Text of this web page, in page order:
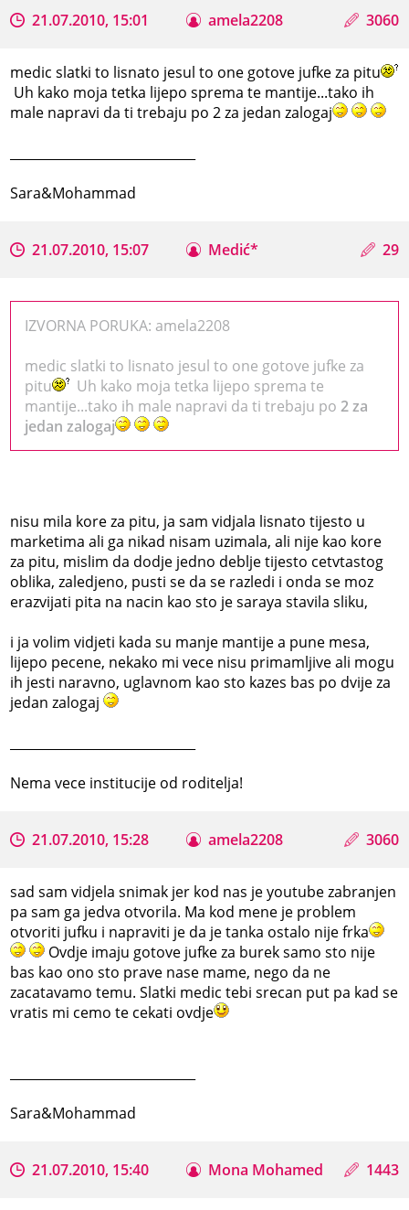
21.07.2010, 15:01 amela2208 3060
medic slatki to lisnato jesul to one gotove jufke za pitu
Uh kako moja tetka lijepo sprema te mantije...tako ih
male napravi da ti trebaju po 2 za jedan zalogaj
Sara&Mohammad
21.07.2010, 15:07 Medić* 29
IZVORNA PORUKA: amela2208
medic slatki to lisnato jesul to one gotove jufke za
pitu
Uh kako moja tetka lijepo sprema te
mantije...tako ih male napravi da ti trebaju po2 za
jedan zalogaj
nisu mila kore za pitu, ja sam vidjala lisnato tijesto u
marketima ali ga nikad nisam uzimala, ali nije kao kore
za pitu, mislim da dodje jedno deblje tijesto cetvtastog
oblika, zaledjeno, pusti se da se razledi i onda se moz
erazvijati pita na nacin kao sto je saraya stavila sliku,
i ja volim vidjeti kada su manje mantije a pune mesa,
lijepo pecene, nekako mi vece nisu primamljive ali mogu
ih jesti naravno, uglavnom kao sto kazes bas po dvije za
jedan zalogaj
Nema vece institucije od roditelja!
21.07.2010, 15:28 amela2208 3060
sad sam vidjela snimak jer kod nas je youtube zabranjen
pa sam ga jedva otvorila. Ma kod mene je problem
otvoriti jufku i napraviti je da je tanka ostalo nije frka
Ovdje imaju gotove jufke za burek samo sto nije
bas kao ono sto prave nase mame, nego da ne
zacatavamo temu. Slatki medic tebi srecan put pa kad se
vratis mi cemo te cekati ovdje
Sara&Mohammad
21.07.2010, 15:40 Mona Mohamed 1443